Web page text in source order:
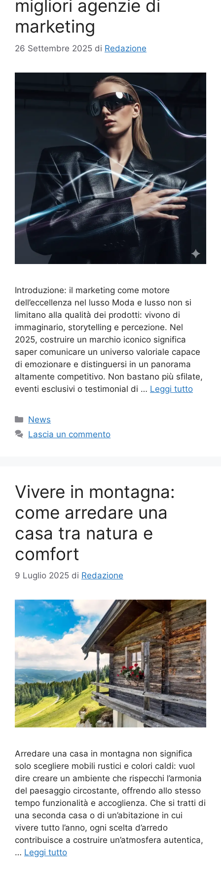
migliori agenzie di
marketing
26 Settembre 2025 di Redazione
Introduzione: il marketing come motore
dell’eccellenza nel lusso Moda e lusso non si
limitano alla qualità dei prodotti: vivono di
immaginario, storytelling e percezione. Nel
2025, costruire un marchio iconico significa
saper comunicare un universo valoriale capace
di emozionare e distinguersi in un panorama
altamente competitivo. Non bastano più sfilate,
eventi esclusivi o testimonial di … Leggi tutto
Categorie
News
Lascia un commento
Vivere in montagna:
come arredare una
casa tra natura e
comfort
9 Luglio 2025 di Redazione
Arredare una casa in montagna non significa
solo scegliere mobili rustici e colori caldi: vuol
dire creare un ambiente che rispecchi l’armonia
del paesaggio circostante, offrendo allo stesso
tempo funzionalità e accoglienza. Che si tratti di
una seconda casa o di un’abitazione in cui
vivere tutto l’anno, ogni scelta d’arredo
contribuisce a costruire un’atmosfera autentica,
… Leggi tutto